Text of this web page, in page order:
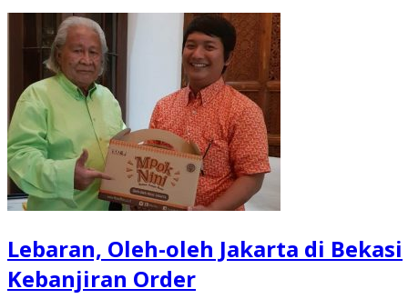
Lebaran, Oleh-oleh Jakarta di Bekasi
Kebanjiran Order